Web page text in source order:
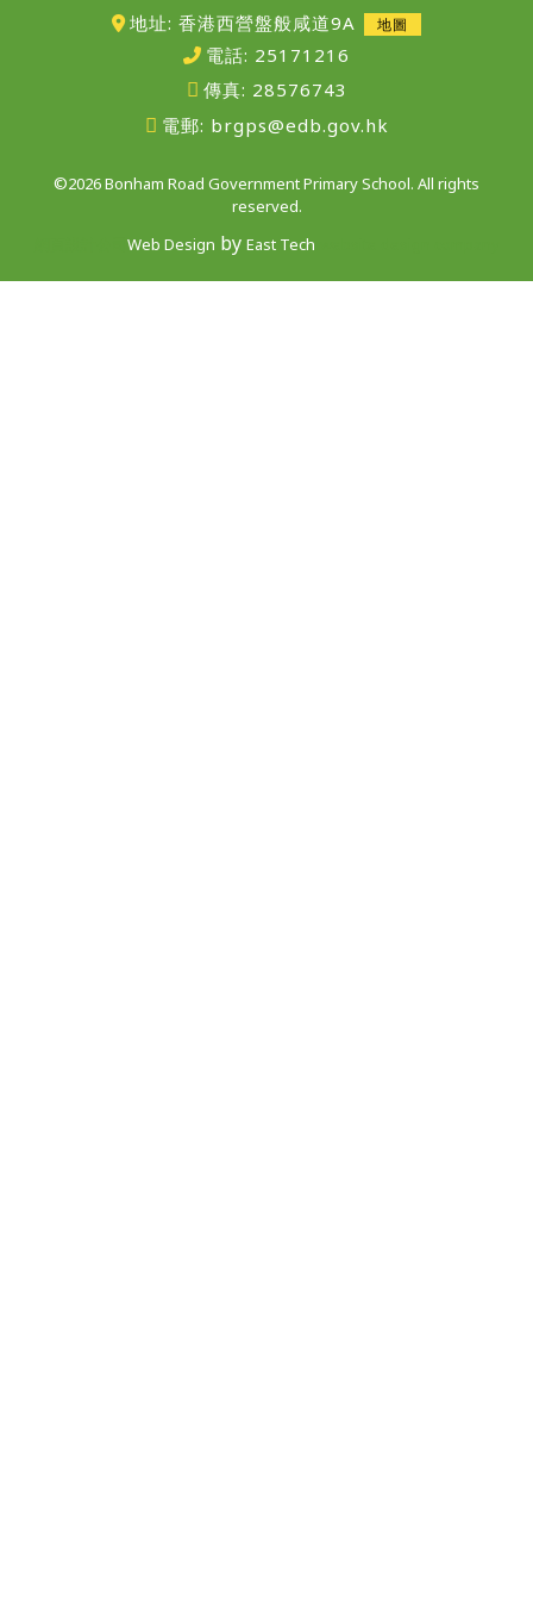
地址: 香港西營盤般咸道9A 地圖
電話: 25171216
傳真: 28576743
電郵: brgps@edb.gov.hk
©2026 Bonham Road Government Primary School. All rights
reserved.
Web Design by East Tech